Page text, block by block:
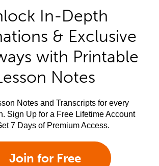
In-Depth
& Exclusive
with Printable
Notes
Notes and Transcripts for every
Sign Up for a Free Lifetime Account
7 Days of Premium Access.
Join for Free